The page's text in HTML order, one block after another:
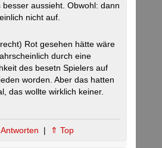
aussieht. Obwohl: dann
nicht auf.
Rot gesehen hätte wäre
durch eine
des besetn Spielers auf
worden. Aber das hatten
das wollte wirklich keiner.
Antworten | ⇑ Top